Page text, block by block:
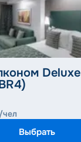
Deluxe
/чел
Выбрать